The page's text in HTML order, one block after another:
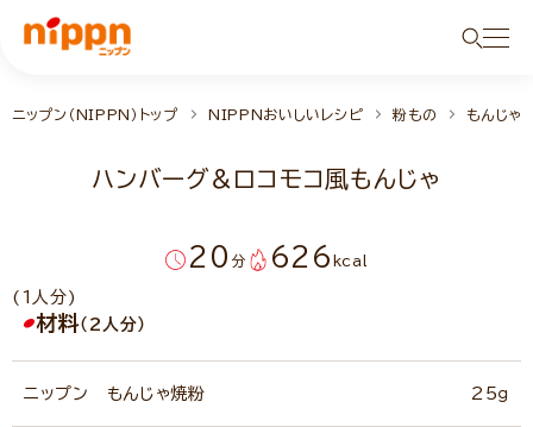
ニップン（NIPPN）トップ NIPPNおいしいレシピ 粉もの もんじゃ
ハンバーグ＆ロコモコ風もんじゃ
20 分 626 kcal
(1人分)
材料（2人分）
ニップン もんじゃ焼粉 25ｇ